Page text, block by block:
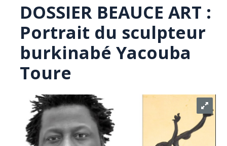
DOSSIER BEAUCE ART :
Portrait du sculpteur
burkinabé Yacouba
Toure